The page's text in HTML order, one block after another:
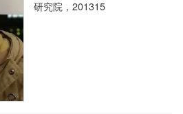
研究院，201315